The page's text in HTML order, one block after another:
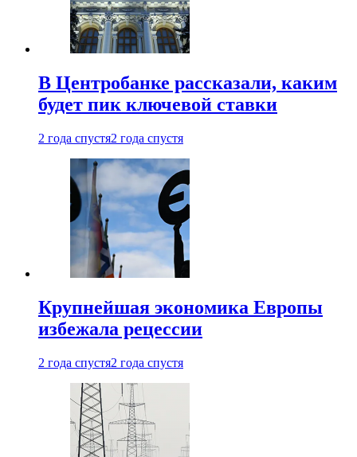
В Центробанке рассказали, каким
будет пик ключевой ставки
2 года спустя2 года спустя
Крупнейшая экономика Европы
избежала рецессии
2 года спустя2 года спустя